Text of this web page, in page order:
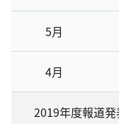
5月
4月
2019年度報道発